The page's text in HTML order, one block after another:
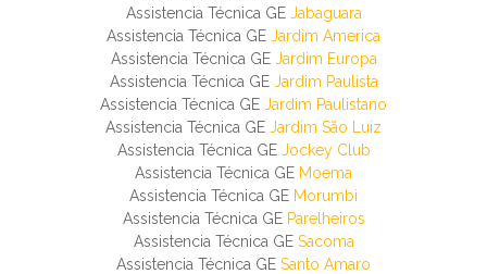
Assistencia Técnica GE Jabaguara
Assistencia Técnica GE Jardim America
Assistencia Técnica GE Jardim Europa
Assistencia Técnica GE Jardim Paulista
Assistencia Técnica GE Jardim Paulistano
Assistencia Técnica GE Jardim São Luiz
Assistencia Técnica GE Jockey Club
Assistencia Técnica GE Moema
Assistencia Técnica GE Morumbi
Assistencia Técnica GE Parelheiros
Assistencia Técnica GE Sacoma
Assistencia Técnica GE Santo Amaro